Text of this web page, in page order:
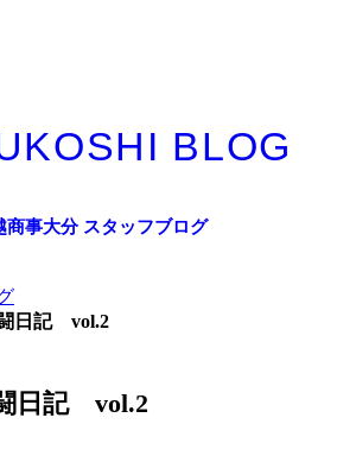
BLOG
商事大分 スタッフブログ
日記 vol.2
日記 vol.2